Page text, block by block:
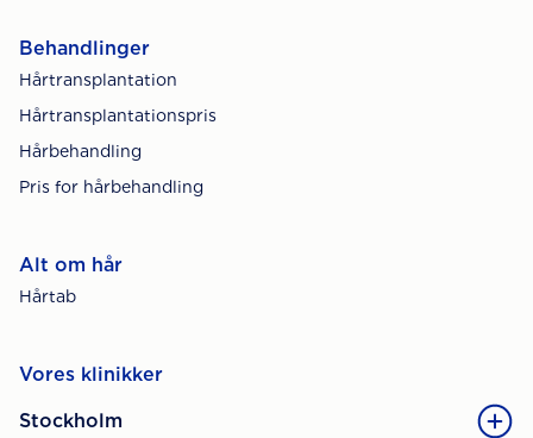
Behandlinger
Hårtransplantation
Hårtransplantationspris
Hårbehandling
Pris for hårbehandling
Alt om hår
Hårtab
Vores klinikker
Stockholm